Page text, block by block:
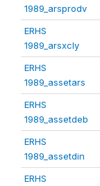
1989_arsprodv
ERHS
1989_arsxcly
ERHS
1989_assetars
ERHS
1989_assetdeb
ERHS
1989_assetdin
ERHS